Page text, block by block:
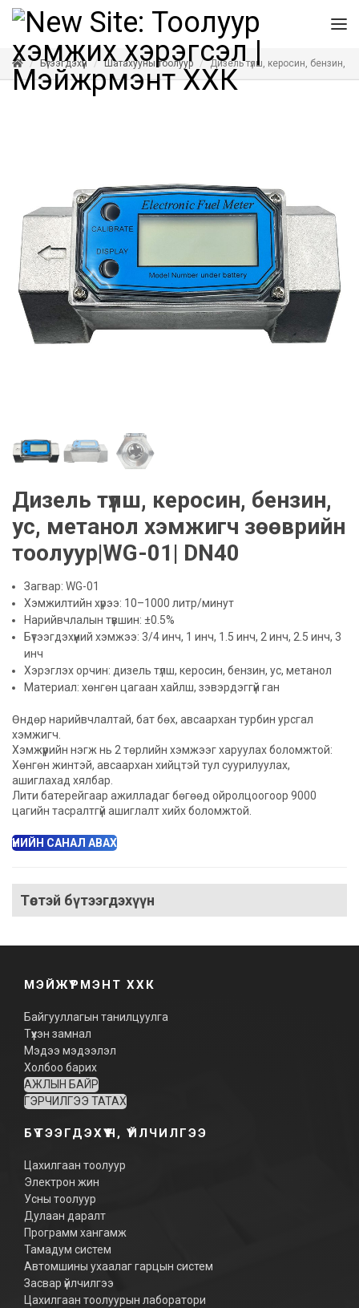
Бүтээгдэхүүн Шатахууны тоолуур Дизель түлш, керосин, бензин,
Дизель түлш, керосин, бензин,
ус, метанол хэмжигч зөөврийн
тоолуур|WG-01| DN40
Загвар: WG-01
Хэмжилтийн хүрээ: 10–1000 литр/минут
Нарийвчлалын түвшин: ±0.5%
Бүтээгдэхүүний хэмжээ: 3/4 инч, 1 инч, 1.5 инч, 2 инч, 2.5 инч, 3
инч
Хэрэглэх орчин: дизель түлш, керосин, бензин, ус, метанол
Материал: хөнгөн цагаан хайлш, зэвэрдэггүй ган
Өндөр нарийвчлалтай, бат бөх, авсаархан турбин урсгал
хэмжигч.
Хэмжүүрийн нэгж нь 2 төрлийн хэмжээг харуулах боломжтой:
Хөнгөн жинтэй, авсаархан хийцтэй тул суурилуулах,
ашиглахад хялбар.
Лити батерейгаар ажилладаг бөгөөд ойролцоогоор 9000
цагийн тасралтгүй ашиглалт хийх боломжтой.
ҮНИЙН САНАЛ АВАХ
Төстэй бүтээгдэхүүн
МЭЙЖҮРМЭНТ ХХК
Байгууллагын танилцуулга
Түүхэн замнал
Мэдээ мэдээлэл
Холбоо барих
АЖЛЫН БАЙР
ГЭРЧИЛГЭЭ ТАТАХ
БҮТЭЭГДЭХҮҮН, ҮЙЛЧИЛГЭЭ
Цахилгаан тоолуур
Электрон жин
Усны тоолуур
Дулаан даралт
Программ хангамж
Тамадум систем
Автомшины ухаалаг гарцын систем
Засвар үйлчилгээ
Цахилгаан тоолуурын лаборатори